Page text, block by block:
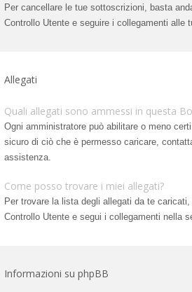
Per cancellare le tue sottoscrizioni, basta
Controllo Utente e seguire i collegamenti alle
Allegati
Quali allegati sono ammessi in questa
Ogni amministratore può abilitare o meno
sicuro di ciò che è permesso caricare,
assistenza.
Come posso trovare i miei allegati?
Per trovare la lista degli allegati da te
Controllo Utente e segui i collegamenti nella
Informazioni su phpBB